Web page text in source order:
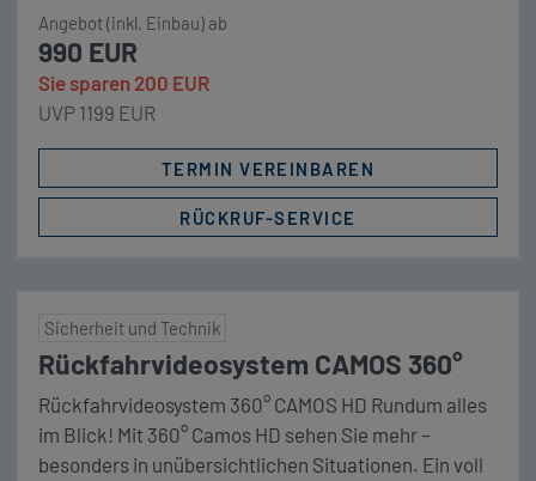
Komplettpaket Anhängerkupplung Linnepe m.
starrer/fester Flanschkugel für […]
Angebot (inkl. Einbau) ab
990 EUR
Sie sparen 200 EUR
UVP 1199 EUR
TERMIN VEREINBAREN
RÜCKRUF-SERVICE
Sicherheit und Technik
Rückfahrvideosystem CAMOS 360°
Rückfahrvideosystem 360° CAMOS HD Rundum alles
im Blick! Mit 360° Camos HD sehen Sie mehr –
besonders in unübersichtlichen Situationen. Ein voll